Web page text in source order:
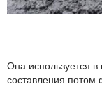
Она используется в
составления потом